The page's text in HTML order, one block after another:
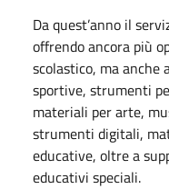
Da quest’anno il
offrendo ancora più
scolastico, ma
sportive, strumenti
materiali per arte,
strumenti digitali,
educative, oltre a
educativi speciali.